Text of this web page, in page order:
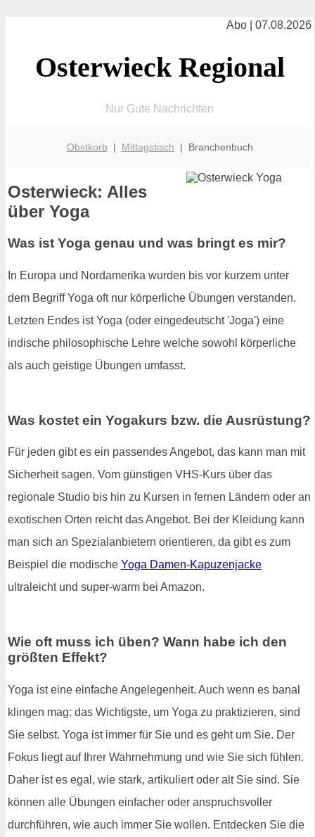
Abo | 07.08.2026
Osterwieck Regional
Nur Gute Nachrichten
Obstkorb | Mittagstisch | Branchenbuch
Osterwieck: Alles
über Yoga
Was ist Yoga genau und was bringt es mir?
In Europa und Nordamerika wurden bis vor kurzem unter
dem Begriff Yoga oft nur körperliche Übungen verstanden.
Letzten Endes ist Yoga (oder eingedeutscht 'Joga') eine
indische philosophische Lehre welche sowohl körperliche
als auch geistige Übungen umfasst.
Was kostet ein Yogakurs bzw. die Ausrüstung?
Für jeden gibt es ein passendes Angebot, das kann man mit
Sicherheit sagen. Vom günstigen VHS-Kurs über das
regionale Studio bis hin zu Kursen in fernen Ländern oder an
exotischen Orten reicht das Angebot. Bei der Kleidung kann
man sich an Spezialanbietern orientieren, da gibt es zum
Beispiel die modische Yoga Damen-Kapuzenjacke
ultraleicht und super-warm bei Amazon.
Wie oft muss ich üben? Wann habe ich den
größten Effekt?
Yoga ist eine einfache Angelegenheit. Auch wenn es banal
klingen mag: das Wichtigste, um Yoga zu praktizieren, sind
Sie selbst. Yoga ist immer für Sie und es geht um Sie. Der
Fokus liegt auf Ihrer Wahrnehmung und wie Sie sich fühlen.
Daher ist es egal, wie stark, artikuliert oder alt Sie sind. Sie
können alle Übungen einfacher oder anspruchsvoller
durchführen, wie auch immer Sie wollen. Entdecken Sie die